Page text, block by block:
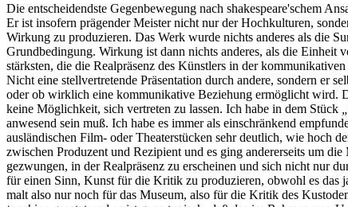
Die entscheidendste Gegenbewegung nach shakespeare'schem
Er ist insofern prägender Meister nicht nur der Hochkulturen,
Wirkung zu produzieren. Das Werk wurde nichts anderes als die
Grundbedingung. Wirkung ist dann nichts anderes, als die Einheit
stärksten, die die Realpräsenz des Künstlers in der
Nicht eine stellvertretende Präsentation durch andere, sondern er
oder ob wirklich eine kommunikative Beziehung ermöglicht wird.
keine Möglichkeit, sich vertreten zu lassen. Ich habe in dem Stück
anwesend sein muß. Ich habe es immer als einschränkend
ausländischen Film- oder Theaterstücken sehr deutlich, wie hoch
zwischen Produzent und Rezipient und es ging andererseits um
gezwungen, in der Realpräsenz zu erscheinen und sich nicht nur
für einen Sinn, Kunst für die Kritik zu produzieren, obwohl es das
malt also nur noch für das Museum, also für die Kritik des